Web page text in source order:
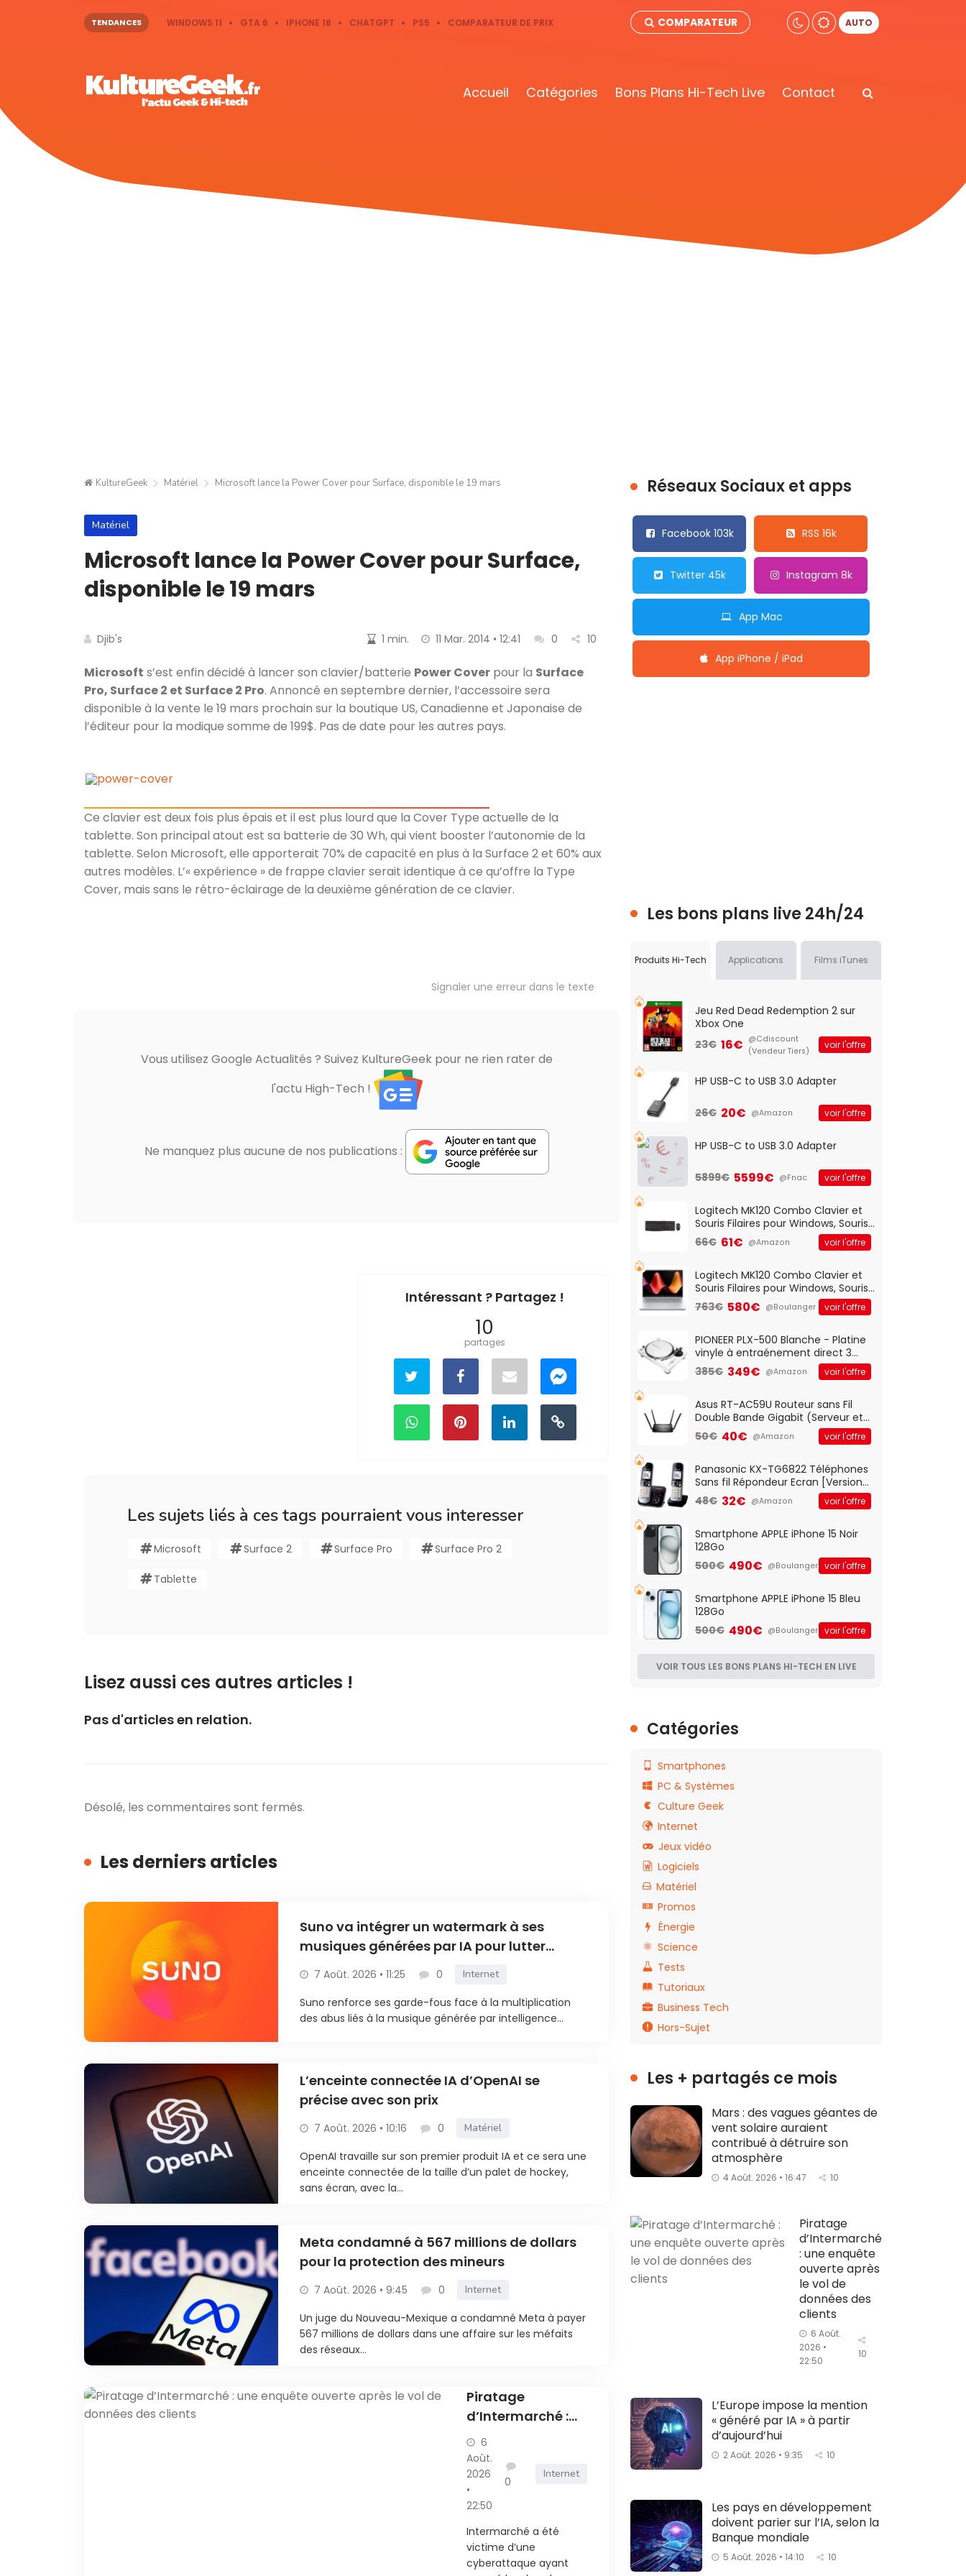
TENDANCES WINDOWS 11 GTA 6 IPHONE 18 CHATGPT PS5 COMPARATEUR DE PRIX COMPARATEUR AUTO
Accueil Catégories Bons Plans Hi-Tech Live Contact
KultureGeek Matériel Microsoft lance la Power Cover pour Surface, disponible le 19 mars
Matériel
Microsoft lance la Power Cover pour Surface,
disponible le 19 mars
Djib's 1 min. 11 Mar. 2014 • 12:41 0 10
Microsoft s’est enfin décidé à lancer son clavier/batterie Power Cover pour la Surface
Pro, Surface 2 et Surface 2 Pro. Annoncé en septembre dernier, l’accessoire sera
disponible à la vente le 19 mars prochain sur la boutique US, Canadienne et Japonaise de
l’éditeur pour la modique somme de 199$. Pas de date pour les autres pays.
Ce clavier est deux fois plus épais et il est plus lourd que la Cover Type actuelle de la
tablette. Son principal atout est sa batterie de 30 Wh, qui vient booster l’autonomie de la
tablette. Selon Microsoft, elle apporterait 70% de capacité en plus à la Surface 2 et 60% aux
autres modèles. L’« expérience » de frappe clavier serait identique à ce qu’offre la Type
Cover, mais sans le rétro-éclairage de la deuxième génération de ce clavier.
Signaler une erreur dans le texte
Vous utilisez Google Actualités ? Suivez KultureGeek pour ne rien rater de
l'actu High-Tech !
Ne manquez plus aucune de nos publications :
Intéressant ? Partagez !
10
partages
Les sujets liés à ces tags pourraient vous interesser
Microsoft Surface 2 Surface Pro Surface Pro 2
Tablette
Lisez aussi ces autres articles !
Pas d'articles en relation.
Désolé, les commentaires sont fermés.
Les derniers articles
Suno va intégrer un watermark à ses
musiques générées par IA pour lutter
contre la fraude
7 Août. 2026 • 11:25 0 Internet
Suno renforce ses garde-fous face à la multiplication
des abus liés à la musique générée par intelligence...
L’enceinte connectée IA d’OpenAI se
précise avec son prix
7 Août. 2026 • 10:16 0 Matériel
OpenAI travaille sur son premier produit IA et ce sera une
enceinte connectée de la taille d’un palet de hockey,
sans écran, avec la...
Meta condamné à 567 millions de dollars
pour la protection des mineurs
7 Août. 2026 • 9:45 0 Internet
Un juge du Nouveau-Mexique a condamné Meta à payer
567 millions de dollars dans une affaire sur les méfaits
des réseaux...
Piratage
d’Intermarché :
une enquête
ouverte après le
vol de données
des clients
6
Août.
2026
•
22:50
0
Internet
Intermarché a été
victime d’une
cyberattaque ayant
Réseaux Sociaux et apps
Facebook 103k RSS 16k
Twitter 45k Instagram 8k
App Mac
App iPhone / iPad
Les bons plans live 24h/24
Produits Hi-Tech Applications Films iTunes
Jeu Red Dead Redemption 2 sur
Xbox One
23€ 16€ @Cdiscount
(Vendeur Tiers)
voir l'offre
HP USB-C to USB 3.0 Adapter
26€ 20€ @Amazon voir l'offre
HP USB-C to USB 3.0 Adapter
5899€ 5599€ @Fnac voir l'offre
Logitech MK120 Combo Clavier et
Souris Filaires pour Windows, Souris
Optique Filaire, Connexion USB Plug
And Play, Confortable, Taille
QWERTY UK - Noir
66€ 61€ @Amazon voir l'offre
Logitech MK120 Combo Clavier et
Souris Filaires pour Windows, Souris
Optique Filaire, Connexion USB Plug
And Play, Confortable, Taille
QWERTY UK - Noir
763€ 580€ @Boulanger voir l'offre
PIONEER PLX-500 Blanche - Platine
vinyle à entraénement direct 3
vitesses (33-45-78 trs/min) avec
pre-ampli intégré et port USB
385€ 349€ @Amazon voir l'offre
Asus RT-AC59U Routeur sans Fil
Double Bande Gigabit (Serveur et
Client VPN, Triple Vlan, Mode Point
d'accès et Bridge, contrôle
50€ 40€ @Amazon voir l'offre
Panasonic KX-TG6822 Téléphones
Sans fil Répondeur Ecran [Version
Française]
48€ 32€ @Amazon voir l'offre
Smartphone APPLE iPhone 15 Noir
128Go
500€ 490€ @Boulanger voir l'offre
Smartphone APPLE iPhone 15 Bleu
128Go
500€ 490€ @Boulanger voir l'offre
VOIR TOUS LES BONS PLANS HI-TECH EN LIVE
Catégories
Smartphones
PC & Systèmes
Culture Geek
Internet
Jeux vidéo
Logiciels
Matériel
Promos
Énergie
Science
Tests
Tutoriaux
Business Tech
Hors-Sujet
Les + partagés ce mois
Mars : des vagues géantes de
vent solaire auraient
contribué à détruire son
atmosphère
4 Août. 2026 • 16:47 10
Piratage
d’Intermarché
: une enquête
ouverte après
le vol de
données des
clients
6 Août.
2026 •
22:50
10
L’Europe impose la mention
« généré par IA » à partir
d’aujourd’hui
2 Août. 2026 • 9:35 10
Les pays en développement
doivent parier sur l’IA, selon la
Banque mondiale
5 Août. 2026 • 14:10 10